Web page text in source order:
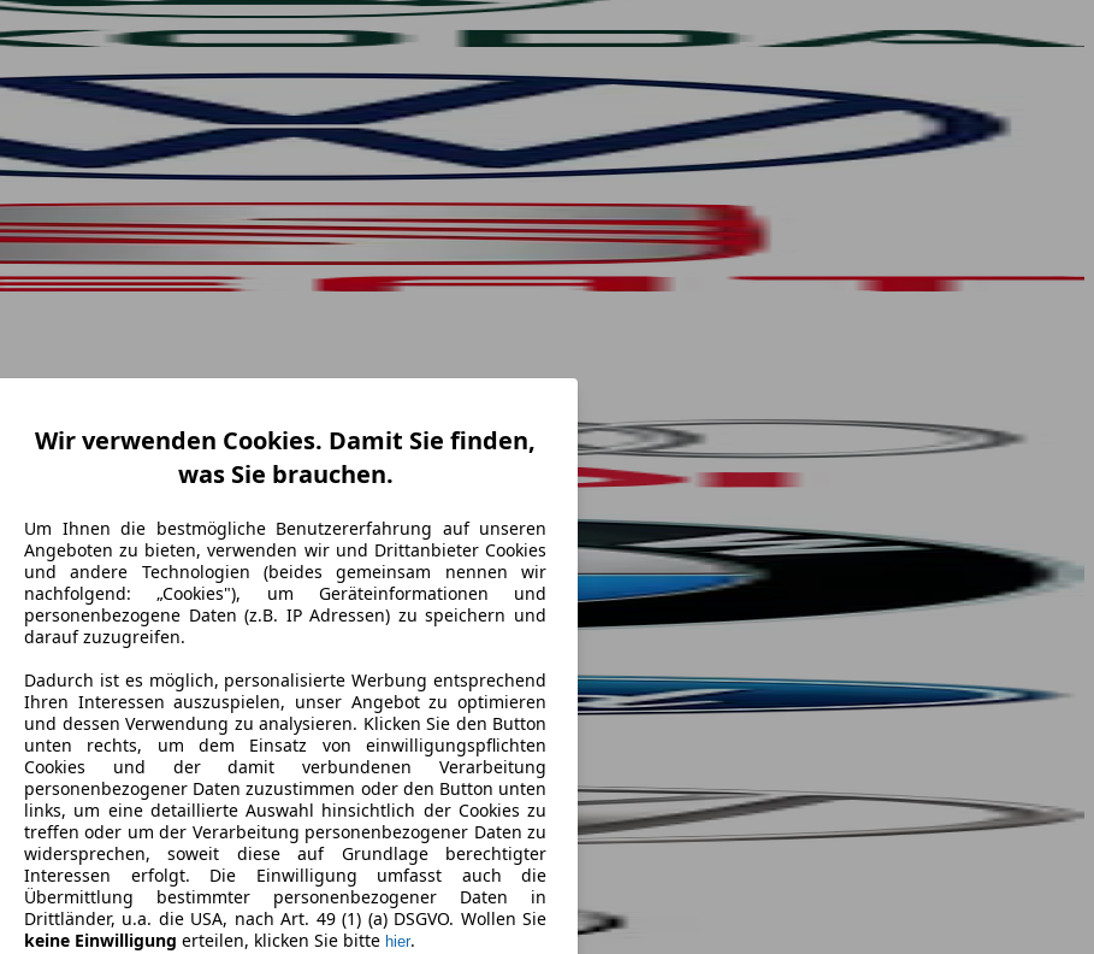
Wir verwenden Cookies. Damit Sie finden,
was Sie brauchen.
Um Ihnen die bestmögliche Benutzererfahrung auf unseren
Angeboten zu bieten, verwenden wir und Drittanbieter Cookies
und andere Technologien (beides gemeinsam nennen wir
nachfolgend: „Cookies"), um Geräteinformationen und
personenbezogene Daten (z.B. IP Adressen) zu speichern und
darauf zuzugreifen.
Dadurch ist es möglich, personalisierte Werbung entsprechend
Ihren Interessen auszuspielen, unser Angebot zu optimieren
und dessen Verwendung zu analysieren. Klicken Sie den Button
unten rechts, um dem Einsatz von einwilligungspflichten
Cookies und der damit verbundenen Verarbeitung
personenbezogener Daten zuzustimmen oder den Button unten
links, um eine detaillierte Auswahl hinsichtlich der Cookies zu
treffen oder um der Verarbeitung personenbezogener Daten zu
widersprechen, soweit diese auf Grundlage berechtigter
Interessen erfolgt. Die Einwilligung umfasst auch die
Übermittlung bestimmter personenbezogener Daten in
Drittländer, u.a. die USA, nach Art. 49 (1) (a) DSGVO. Wollen Sie
keine Einwilligung erteilen, klicken Sie bitte hier.